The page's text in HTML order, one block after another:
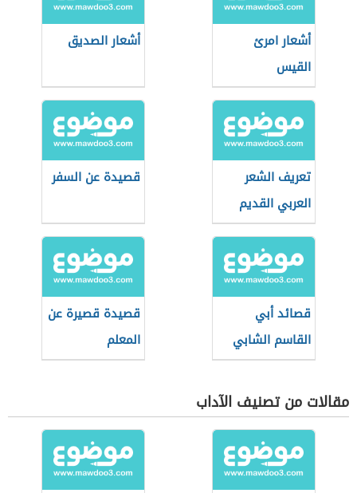
أشعار امرئ
القيس
أشعار الصديق
تعريف الشعر
العربي القديم
قصيدة عن السفر
قصائد أبي
القاسم الشابي
قصيدة قصيرة عن
المعلم
مقالات من تصنيف الآداب